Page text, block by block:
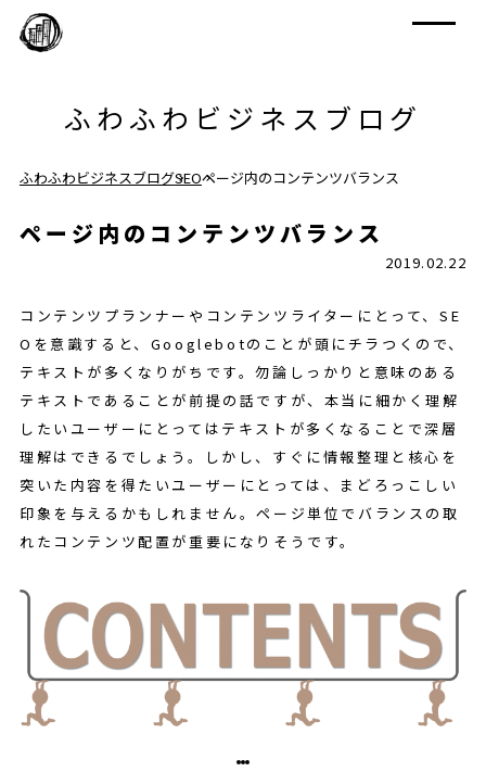
ふわふわビジネスブログ
ふわふわビジネスブログSEOページ内のコンテンツバランス
ページ内のコンテンツバランス
2019.02.22
コンテンツプランナーやコンテンツライターにとって、SE
Oを意識すると、Googlebotのことが頭にチラつくので、
テキストが多くなりがちです。勿論しっかりと意味のある
テキストであることが前提の話ですが、本当に細かく理解
したいユーザーにとってはテキストが多くなることで深層
理解はできるでしょう。しかし、すぐに情報整理と核心を
突いた内容を得たいユーザーにとっては、まどろっこしい
印象を与えるかもしれません。ページ単位でバランスの取
れたコンテンツ配置が重要になりそうです。